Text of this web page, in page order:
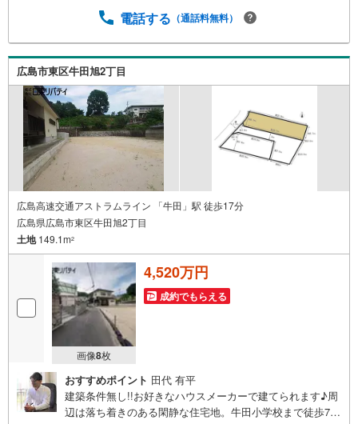
をモットーに、創業以来多くのお客様に信頼と信用を頂
できました。「人と人、心と心」これからもこの精神を大
切に、お客様へのサポートをさせて頂きます。株式会社日
東リバティ〒732-0818広島市南区段原日出2丁目2-22-2F
電話する （通話料無料）
広島市東区牛田旭2丁目
広島高速交通アストラムライン 「牛田」駅 徒歩17分
広島県広島市東区牛田旭2丁目
土地149.1m2
画像8枚
4,520万円
成約でもらえる
おすすめポイント 田代 有平
建築条件無し!!お好きなハウスメーカーで建てられます♪周
辺は落ち着きのある閑静な住宅地。牛田小学校まで徒歩7分